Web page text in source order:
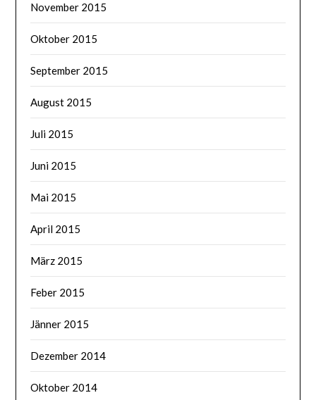
November 2015
Oktober 2015
September 2015
August 2015
Juli 2015
Juni 2015
Mai 2015
April 2015
März 2015
Feber 2015
Jänner 2015
Dezember 2014
Oktober 2014